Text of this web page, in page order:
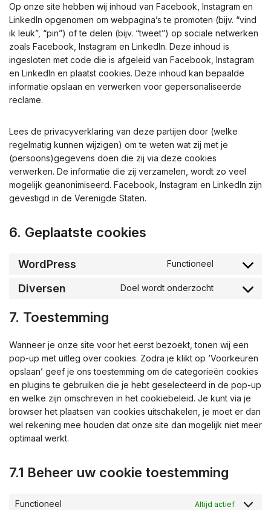
Op onze site hebben wij inhoud van Facebook, Instagram en
LinkedIn opgenomen om webpagina’s te promoten (bijv. “vind
ik leuk”, “pin”) of te delen (bijv. “tweet”) op sociale netwerken
zoals Facebook, Instagram en LinkedIn. Deze inhoud is
ingesloten met code die is afgeleid van Facebook, Instagram
en LinkedIn en plaatst cookies. Deze inhoud kan bepaalde
informatie opslaan en verwerken voor gepersonaliseerde
reclame.
Lees de privacyverklaring van deze partijen door (welke
regelmatig kunnen wijzigen) om te weten wat zij met je
(persoons)gegevens doen die zij via deze cookies
verwerken. De informatie die zij verzamelen, wordt zo veel
mogelijk geanonimiseerd. Facebook, Instagram en LinkedIn zijn
gevestigd in de Verenigde Staten.
6. Geplaatste cookies
WordPress Functioneel
Diversen Doel wordt onderzocht
7. Toestemming
Wanneer je onze site voor het eerst bezoekt, tonen wij een
pop-up met uitleg over cookies. Zodra je klikt op ‘Voorkeuren
opslaan’ geef je ons toestemming om de categorieën cookies
en plugins te gebruiken die je hebt geselecteerd in de pop-up
en welke zijn omschreven in het cookiebeleid. Je kunt via je
browser het plaatsen van cookies uitschakelen, je moet er dan
wel rekening mee houden dat onze site dan mogelijk niet meer
optimaal werkt.
7.1 Beheer uw cookie toestemming
Functioneel Altijd actief